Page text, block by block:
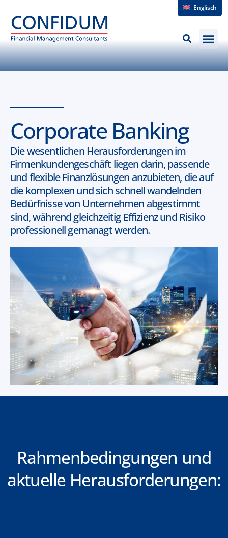
Englisch
Corporate Banking
Die wesentlichen Herausforderungen im
Firmenkundengeschäft liegen darin, passende
und flexible Finanzlösungen anzubieten, die auf
die komplexen und sich schnell wandelnden
Bedürfnisse von Unternehmen abgestimmt
sind, während gleichzeitig Effizienz und Risiko
professionell gemanagt werden.
Rahmenbedingungen und
aktuelle Herausforderungen: